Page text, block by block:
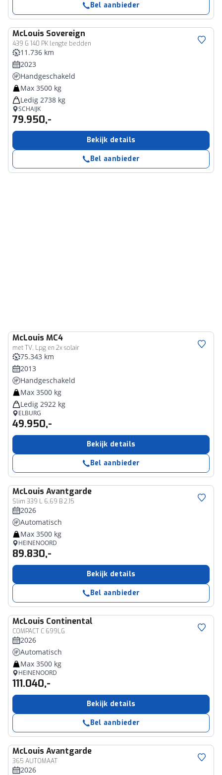
Bel aanbieder
McLouis Sovereign
439 G 140 PK lengte bedden
11.736 km
2023
Handgeschakeld
Max 3500 kg
Ledig 2738 kg
SCHAIJK
79.950,-
Bekijk details
Bel aanbieder
McLouis MC4
met TV, Lpg en 2x solair
75.343 km
2013
Handgeschakeld
Max 3500 kg
Ledig 2922 kg
ELBURG
49.950,-
Bekijk details
Bel aanbieder
McLouis Avantgarde
Slim 339 L 6,69 B 2,15
2026
Automatisch
Max 3500 kg
HEINENOORD
89.830,-
Bekijk details
Bel aanbieder
McLouis Continental
COMPACT C 699LG
2026
Automatisch
Max 3500 kg
HEINENOORD
111.040,-
Bekijk details
Bel aanbieder
McLouis Avantgarde
365 AUTOMAAT
2026